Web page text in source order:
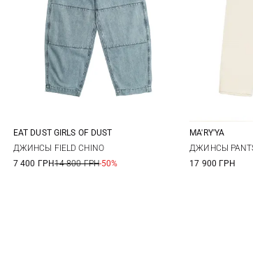
XS S
EAT DUST GIRLS OF DUST
ДЖИНСЫ FIELD CHINO
7 400 ГРН14 800 ГРН-50%
XS
MA'RY'YA
ДЖИНСЫ
17 900 ГРН